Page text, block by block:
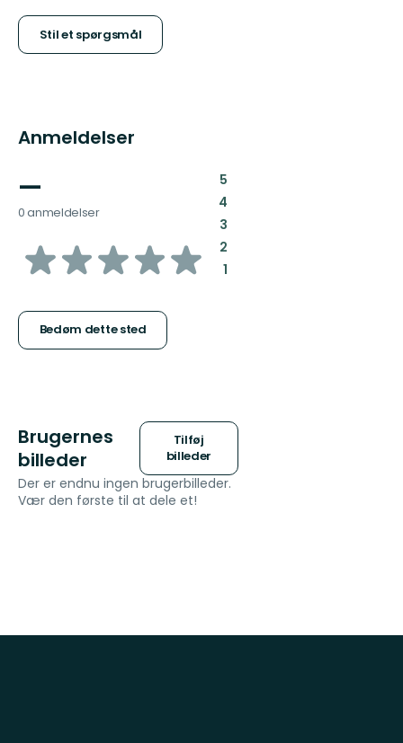
Stil et spørgsmål
Anmeldelser
—
0 anmeldelser
ud
5
Bedøm dette sted
5:
4:
3:
2:
1:
Brugernes
billeder
Tilføj
billeder
Der er endnu ingen brugerbilleder.
Vær den første til at dele et!